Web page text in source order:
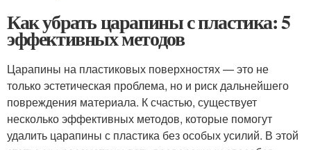
Как убрать царапины с пластика: 5
эффективных методов
Царапины на пластиковых поверхностях — это не
только эстетическая проблема, но и риск дальнейшего
повреждения материала. К счастью, существует
несколько эффективных методов, которые помогут
удалить царапины с пластика без особых усилий. В этой